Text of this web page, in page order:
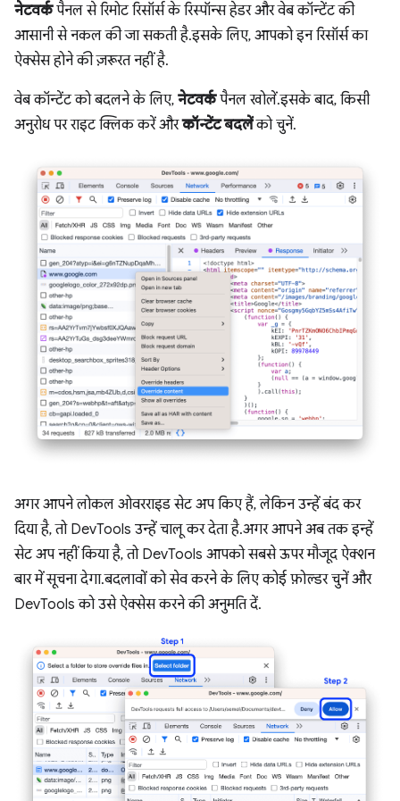
नेटवर्कपैनल से रिमोट रिसॉर्स के रिस्पॉन्स हेडर और वेब कॉन्टेंट की
आसानी से नकल की जा सकती है. इसके लिए, आपको इन रिसॉर्स का
ऐक्सेस होने की ज़रूरत नहीं है.
वेब कॉन्टेंट को बदलने के लिए, नेटवर्कपैनल खोलें. इसके बाद, किसी
अनुरोध पर राइट क्लिक करें औरकॉन्टेंट बदलेंको चुनें.
अगर आपने लोकल ओवरराइड सेट अप किए हैं, लेकिन उन्हें बंद कर
दिया है, तो DevTools उन्हें चालू कर देता है. अगर आपने अब तक इन्हें
सेट अप नहीं किया है, तो DevTools आपको सबसे ऊपर मौजूद ऐक्शन
बार में सूचना देगा. बदलावों को सेव करने के लिए कोई फ़ोल्डर चुनें और
DevTools को उसे ऐक्सेस करने की अनुमति दें.